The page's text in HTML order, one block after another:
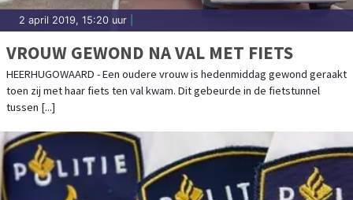
2 april 2019, 15:20 uur
VROUW GEWOND NA VAL MET FIETS
HEERHUGOWAARD - Een oudere vrouw is hedenmiddag gewond geraakt
toen zij met haar fiets ten val kwam. Dit gebeurde in de fietstunnel
tussen [...]